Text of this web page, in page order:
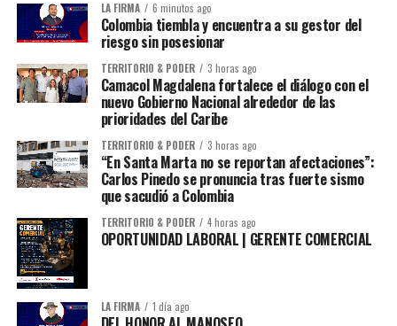
LA FIRMA 6 minutos ago
Colombia tiembla y encuentra a su gestor del
riesgo sin posesionar
TERRITORIO & PODER 3 horas ago
Camacol Magdalena fortalece el diálogo con el
nuevo Gobierno Nacional alrededor de las
prioridades del Caribe
TERRITORIO & PODER 3 horas ago
“En Santa Marta no se reportan afectaciones”:
Carlos Pinedo se pronuncia tras fuerte sismo
que sacudió a Colombia
TERRITORIO & PODER 4 horas ago
OPORTUNIDAD LABORAL | GERENTE COMERCIAL
LA FIRMA 1 día ago